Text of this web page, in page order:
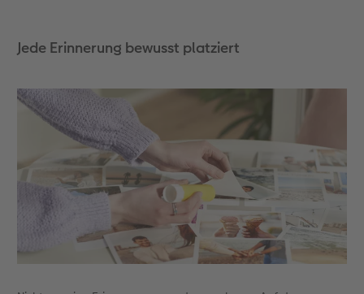
Jede Erinnerung bewusst platziert